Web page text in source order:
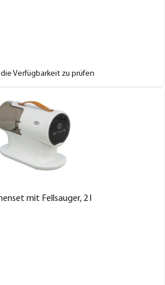
die Verfügbarkeit zu prüfen
mit Fellsauger, 2 l